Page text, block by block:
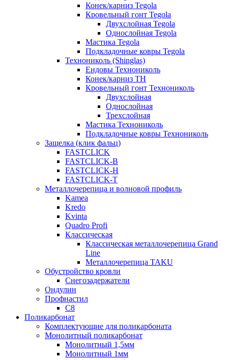
Конек/карниз Tegola
Кровельный гонт Tegola
Двухслойная Tegola
Однослойная Tegola
Мастика Tegola
Подкладочные ковры Tegola
Технониколь (Shinglas)
Ендовы Технониколь
Конек/карниз ТН
Кровельный гонт Технониколь
Двухслойная
Однослойная
Трехслойная
Мастика Технониколь
Подкладочные ковры Технониколь
Защелка (клик фальц)
FASTCLICK
FASTCLICK-B
FASTCLICK-H
FASTCLICK-T
Металлочерепица и волновой профиль
Kamea
Kredo
Kvinta
Quadro Profi
Классическая
Классическая металлочерепица Grand
Line
Металлочерепица TAKU
Обустройство кровли
Снегозадержатели
Ондулин
Профнастил
С8
Поликарбонат
Комплектующие для поликарбоната
Монолитный поликарбонат
Монолитный 1,5мм
Монолитный 1мм